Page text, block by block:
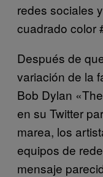
redes sociales
cuadrado color
Después de
variación de la
Bob Dylan
en su Twitter
marea, los
equipos de
mensaje